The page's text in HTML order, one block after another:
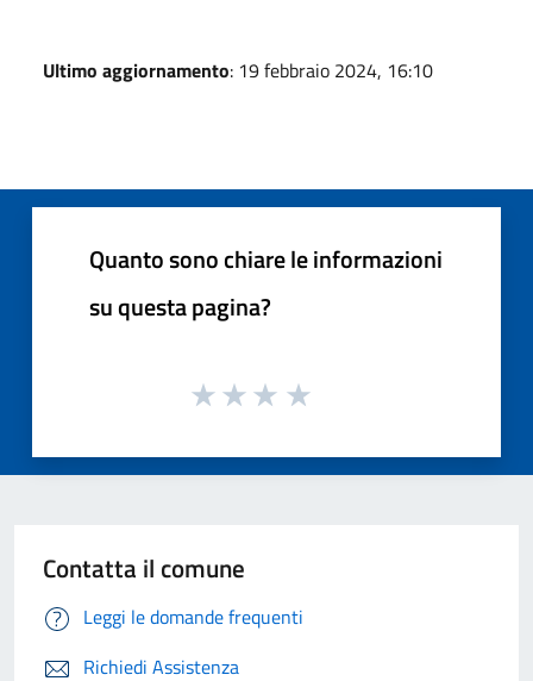
Ultimo aggiornamento: 19 febbraio 2024, 16:10
Quanto sono chiare le informazioni
su questa pagina?
Contatta il comune
Leggi le domande frequenti
Richiedi Assistenza